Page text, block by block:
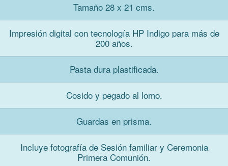
Tamaño 28 x 21 cms.
Impresión digital con tecnología HP Indigo para más de
200 años.
Pasta dura plastificada.
Cosido y pegado al lomo.
Guardas en prisma.
Incluye fotografía de Sesión familiar y Ceremonia
Primera Comunión.